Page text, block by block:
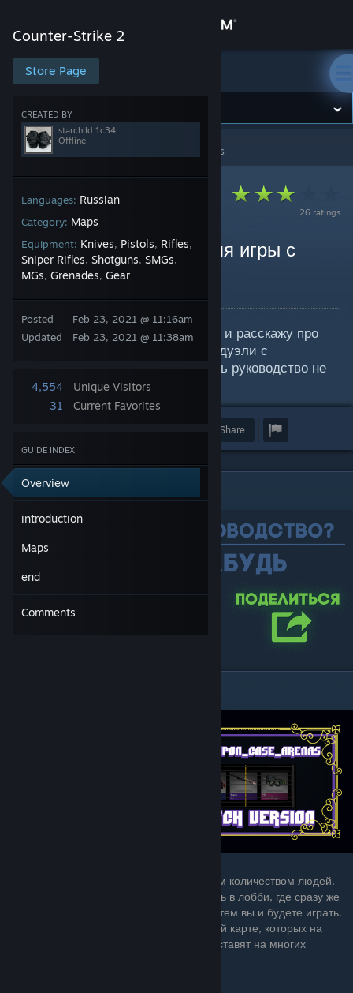
Store
Community
About
Support
Change language
Get the Steam Mobile App
Counter-Strike 2
Store Page
CREATED BY
starchild 1c34
Offline
Languages: Russian
Category: Maps
Equipment: Knives, Pistols, Rifles,
Sniper Rifles, Shotguns, SMGs,
MGs, Grenades, Gear
Posted
Updated
Feb 23, 2021 @ 11:16am
Feb 23, 2021 @ 11:38am
4,554
Unique Visitors
31
Current Favorites
GUIDE INDEX
Overview
introduction
Maps
end
Comments
Counter-Strike 2
Counter-Strike 2 starchild 1c34's Guides
26 ratings
Карты из мастерской для игры с
друзьями
В этом руководстве я вам покажу и расскажу про
крутые карты из мастерской для дуэли с
друзьями. Если тебе понравилось руководство не
забывай его оценивать.
Share
introduction
Это карта, где вы можете играть с большим количеством людей.
Хоть 5 на 5. В начале игры вы появляетесь в лобби, где сразу же
запускается кейс и что из него выпадет, с тем вы и будете играть.
После кейса вы появляетесь на рандомной карте, которых на
карте насчитывается 6 штук. Такую карту ставят на многих